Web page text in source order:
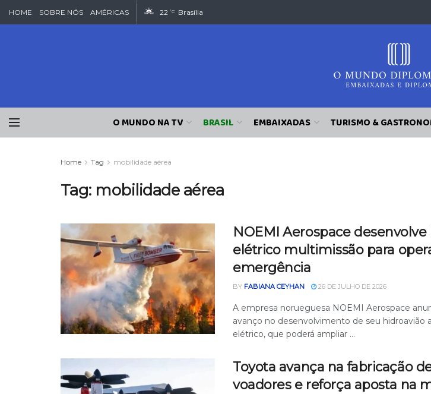
HOME SOBRE NÓS AMÉRICAS 22 °C Brasília
O MUNDO NA TV BRASIL EMBAIXADAS TURISMO &
Home Tag mobilidade aérea
Tag: mobilidade aérea
NOEMI Aerospace
elétrico multimissão para
emergência
BY FABIANA CEYHAN 26 DE JULHO DE 2026
A empresa norueguesa NOEMI Aerospace
avanço no desenvolvimento de seu hidroavião
elétrico, que poderá ampliar ...
Toyota avança na fabricação
voadores e reforça aposta na